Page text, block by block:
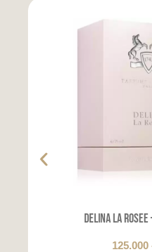
Delina La
125.000